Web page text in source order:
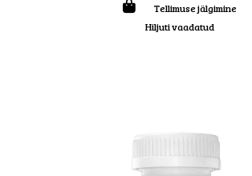
Tellimuse jälgimine
Hiljuti vaadatud